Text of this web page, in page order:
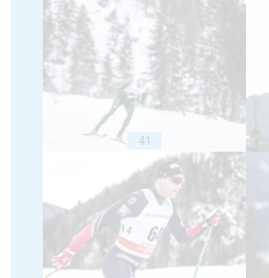
41